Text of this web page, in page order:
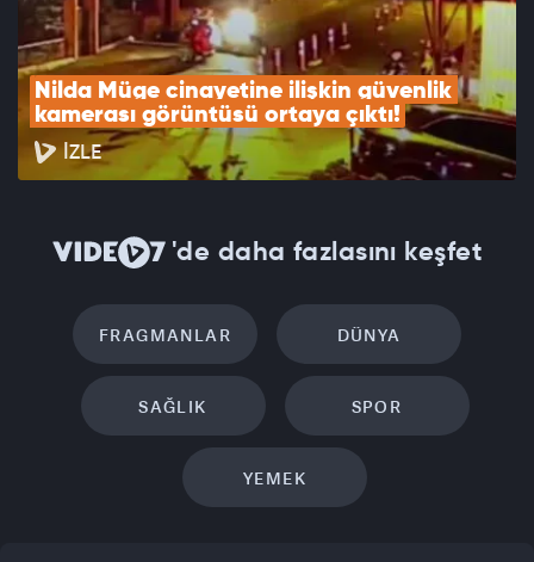
Nilda Müge cinayetine ilişkin güvenlik
kamerası görüntüsü ortaya çıktı!
İZLE
'de daha fazlasını keşfet
FRAGMANLAR DÜNYA
SAĞLIK SPOR
YEMEK